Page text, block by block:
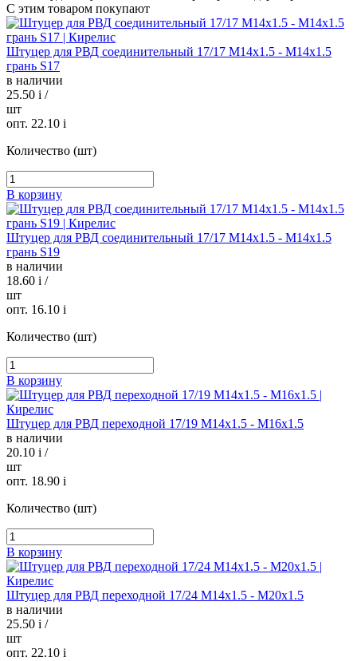
С этим товаром покупают
Штуцер для РВД соединительный 17/17 М14х1.5 - М14х1.5
грань S17
в наличии
25.50 i /
шт
опт. 22.10 i
Количество (шт)
В корзину
Штуцер для РВД соединительный 17/17 М14х1.5 - М14х1.5
грань S19
в наличии
18.60 i /
шт
опт. 16.10 i
Количество (шт)
В корзину
Штуцер для РВД переходной 17/19 М14х1.5 - М16х1.5
в наличии
20.10 i /
шт
опт. 18.90 i
Количество (шт)
В корзину
Штуцер для РВД переходной 17/24 М14х1.5 - М20х1.5
в наличии
25.50 i /
шт
опт. 22.10 i